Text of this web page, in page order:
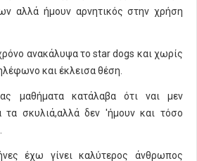
αλλά ήμουν αρνητικός στην χρήση
ανακάλυψα το star dogs και χωρίς
και έκλεισα θέση.
μαθήματα κατάλαβα ότι ναι μεν
τα σκυλιά,αλλά δεν 'ήμουν και τόσο
έχω γίνει καλύτερος άνθρωπος